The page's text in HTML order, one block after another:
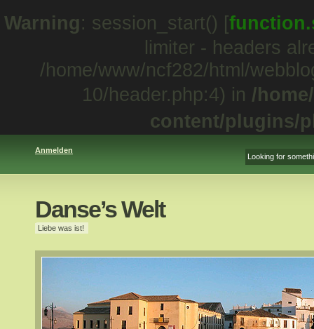
Warning: session_start() [
limiter - headers
/home/www/ncf282/html/
10/header.php:4) in /
content/plugins/
Anmelden
Danse’s Welt
Liebe was ist!